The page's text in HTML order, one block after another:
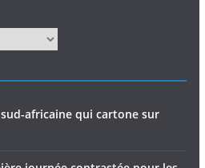
africaine qui cartone sur